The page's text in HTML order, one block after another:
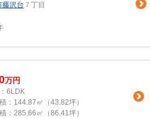
藤沢台 ７丁目
万円
6LDK
： 144.87㎡（43.82坪）
： 285.66㎡（86.41坪）